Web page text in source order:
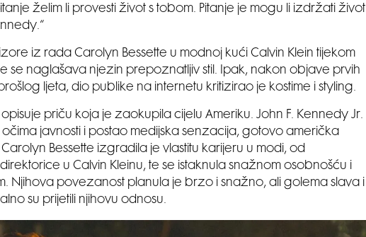
želim li provesti život s tobom. Pitanje je mogu li izdržati život
iz rada Carolyn Bessette u modnoj kući Calvin Klein tijekom
se naglašava njezin prepoznatljiv stil. Ipak, nakon objave prvih
ljeta, dio publike na internetu kritizirao je kostime i styling.
priču koja je zaokupila cijelu Ameriku. John F. Kennedy Jr.
javnosti i postao medijska senzacija, gotovo američka
Bessette izgradila je vlastitu karijeru u modi, od
u Calvin Kleinu, te se istaknula snažnom osobnošću i
Njihova povezanost planula je brzo i snažno, ali golema slava i
su prijetili njihovu odnosu.